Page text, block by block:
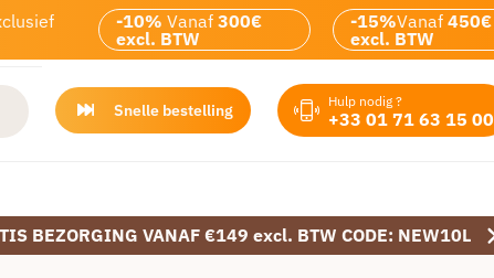
-10% Vanaf 300€
excl. BTW
-15%Vanaf 450€
excl. BTW
Snelle bestelling Hulp nodig ?
+33 01 71 63 15 00
BEZORGING VANAF €149 excl. BTW CODE: NEW10L